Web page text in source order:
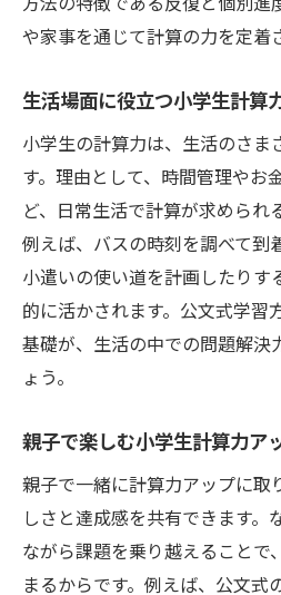
や家事を通じて計算の力を定着
生活場面に役立つ小学生計算
小学生の計算力は、生活のさま
す。理由として、時間管理やお
ど、日常生活で計算が求められ
例えば、バスの時刻を調べて到
小遣いの使い道を計画したりす
的に活かされます。公文式学習
基礎が、生活の中での問題解決
ょう。
親子で楽しむ小学生計算力ア
親子で一緒に計算力アップに取
しさと達成感を共有できます。
ながら課題を乗り越えることで
まるからです。例えば、公文式